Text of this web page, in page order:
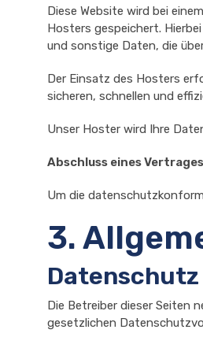
Diese Website wird bei
Hosters gespeichert.
und sonstige Daten, die
Der Einsatz des Hosters
sicheren, schnellen und
Unser Hoster wird Ihre
Abschluss eines
Um die
3.
Datenschutz
Die Betreiber dieser Seiten
gesetzlichen